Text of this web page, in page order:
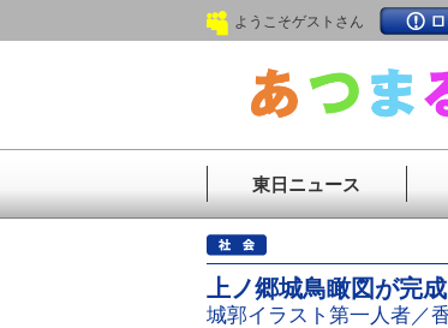
ようこそゲストさん
東日ニュース
上ノ郷城鳥瞰図が完成
城郭イラスト第一人者／